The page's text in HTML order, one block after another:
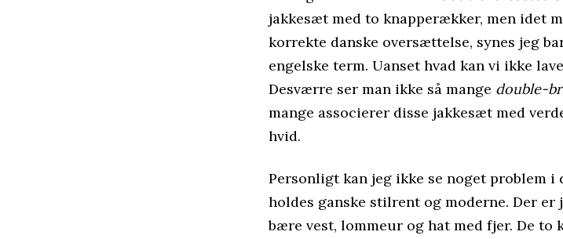
jakkesæt med to knapperækker, men idet
korrekte danske oversættelse, synes jeg
engelske term. Uanset hvad kan vi ikke
Desværre ser man ikke så mange double-
mange associerer disse jakkesæt med
hvid.
Personligt kan jeg ikke se noget problem
holdes ganske stilrent og moderne. Der er
bære vest, lommeur og hat med fjer. De to